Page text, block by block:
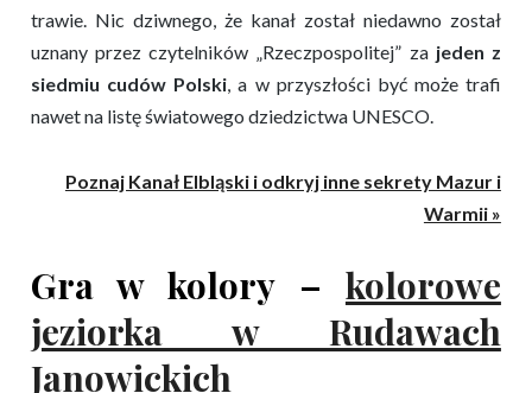
trawie. Nic dziwnego, że kanał został niedawno został
uznany przez czytelników „Rzeczpospolitej” za jeden z
siedmiu cudów Polski , a w przyszłości być może trafi
nawet na listę światowego dziedzictwa UNESCO.
Poznaj Kanał Elbląski i odkryj inne sekrety Mazur i
Warmii »
Gra w kolory – kolorowe
jeziorka w Rudawach
Janowickich